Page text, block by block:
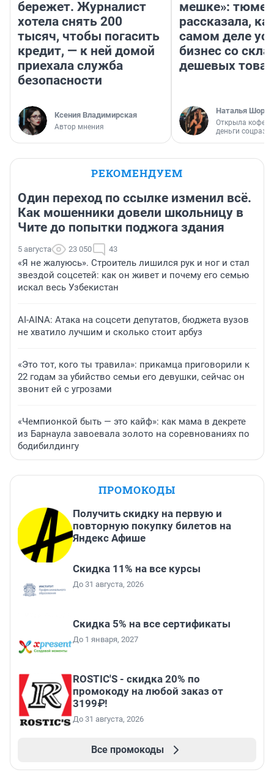
бережет. Журналист
хотела снять 200
тысяч, чтобы погасить
кредит, — к ней домой
приехала служба
безопасности
Ксения Владимирская
Автор мнения
мешке»:
рассказала,
самом деле
бизнес со
дешевых
Наталья
Открыла
деньги
РЕКОМЕНДУЕМ
Один переход по ссылке изменил всё.
Как мошенники довели школьницу в
Чите до попытки поджога здания
5 августа 23 050 43
«Я не жалуюсь». Строитель лишился рук и ног и стал
звездой соцсетей: как он живет и почему его семью
искал весь Узбекистан
AI-AINA: Атака на соцсети депутатов, бюджета вузов
не хватило лучшим и сколько стоит арбуз
«Это тот, кого ты травила»: прикамца приговорили к
22 годам за убийство семьи его девушки, сейчас он
звонит ей с угрозами
«Чемпионкой быть — это кайф»: как мама в декрете
из Барнаула завоевала золото на соревнованиях по
бодибилдингу
ПРОМОКОДЫ
Получить скидку на первую и
повторную покупку билетов на
Яндекс Афише
Скидка 11% на все курсы
До 31 августа, 2026
Скидка 5% на все сертификаты
До 1 января, 2027
ROSTIC'S - скидка 20% по
промокоду на любой заказ от
3199₽!
До 31 августа, 2026
Все промокоды